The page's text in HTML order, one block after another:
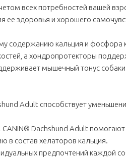
всех потребностей вашей
ее здоровья и хорошего
содержанию кальция и фосфора
а хондропротекторы
мышечный тонус
Adult способствует
CANIN® Dachshund Adult
в состав хелаторов кальция.
предпочтений каждой